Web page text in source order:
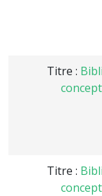
Titre :
Titre :